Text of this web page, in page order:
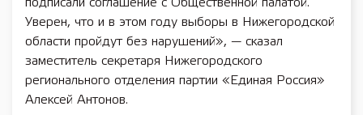
подписали соглашение с Общественной палатой.
Уверен, что и в этом году выборы в Нижегородской
области пройдут без нарушений», — сказал
заместитель секретаря Нижегородского
регионального отделения партии «Единая Россия»
Алексей Антонов.